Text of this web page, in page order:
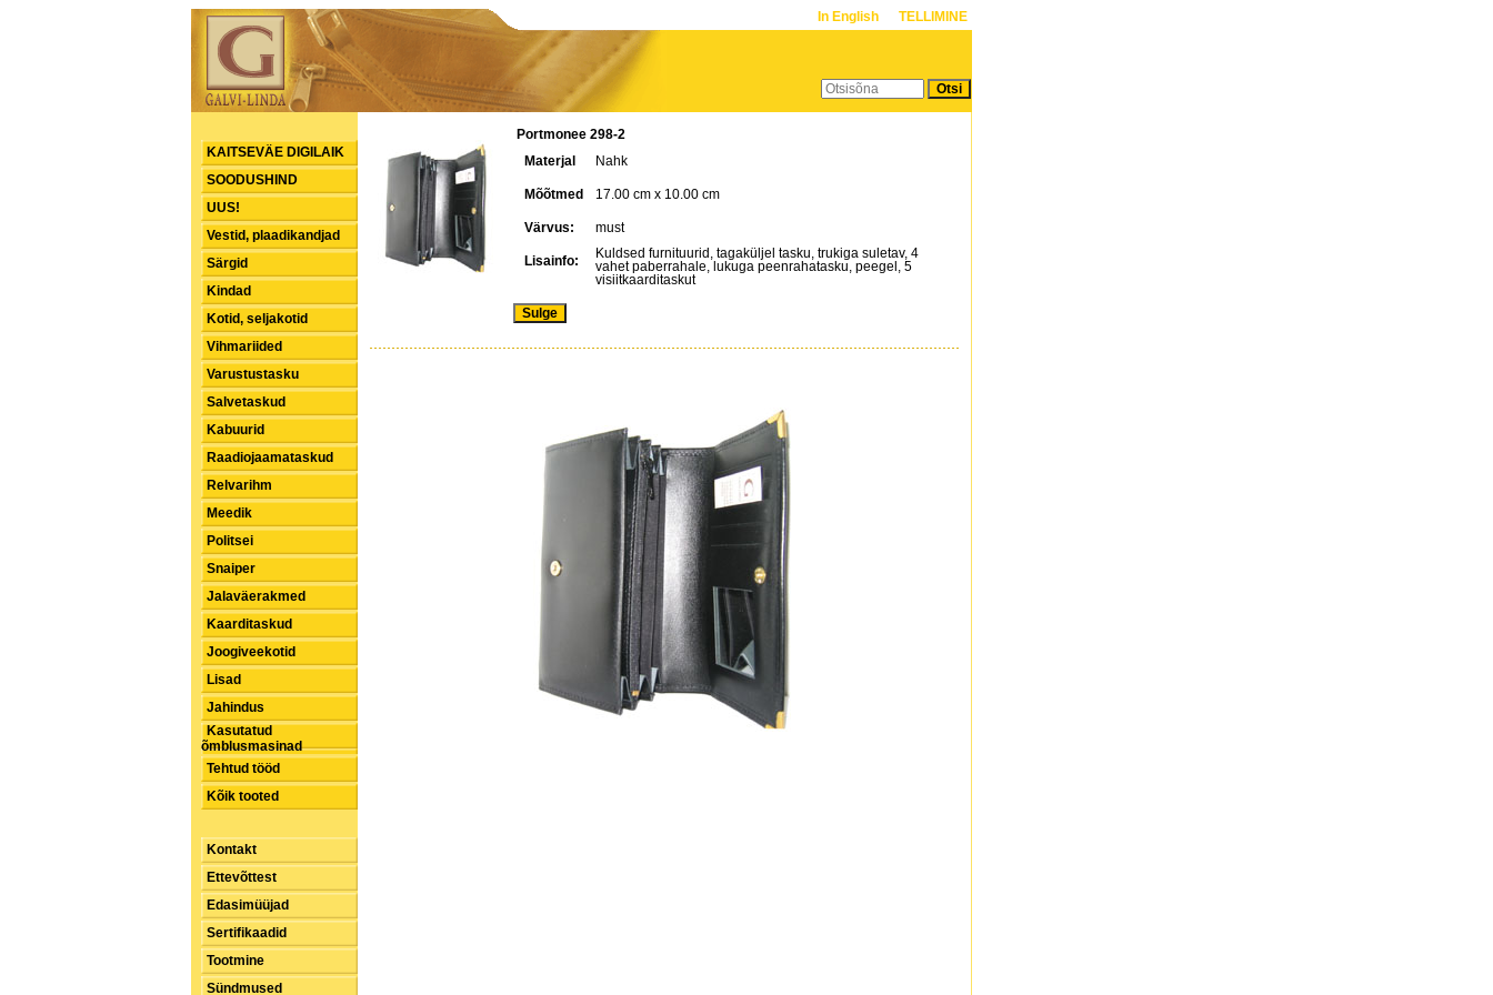
In English TELLIMINE
KAITSEVÄE DIGILAIK
SOODUSHIND
UUS!
Vestid, plaadikandjad
Särgid
Kindad
Kotid, seljakotid
Vihmariided
Varustustasku
Salvetaskud
Kabuurid
Raadiojaamataskud
Relvarihm
Meedik
Politsei
Snaiper
Jalaväerakmed
Kaarditaskud
Joogiveekotid
Lisad
Jahindus
Kasutatud
õmblusmasinad
Tehtud tööd
Kõik tooted
Kontakt
Ettevõttest
Edasimüüjad
Sertifikaadid
Tootmine
Sündmused
Portmonee 298-2
Materjal
Nahk
Mõõtmed 17.00 cm x 10.00 cm
Värvus: must
Lisainfo:
Kuldsed furnituurid, tagaküljel tasku, trukiga suletav, 4
vahet paberrahale, lukuga peenrahatasku, peegel, 5
visiitkaarditaskut